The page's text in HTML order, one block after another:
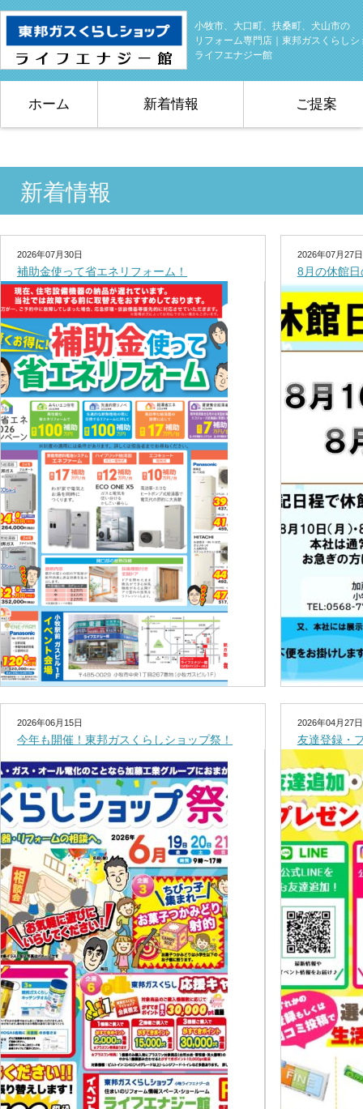
小牧市、大口町、扶桑町、犬山市の
リフォーム専門店｜東邦ガスくらしシ
ライフエナジー館
ホーム 新着情報 ご提案
新着情報
2026年07月30日
補助金使って省エネリフォーム！
2026年07月27日
8月の休館
2026年06月15日
今年も開催！東邦ガスくらしショップ祭！
2026年04月27日
友達登録・